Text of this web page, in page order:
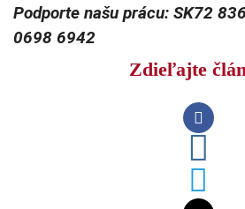
Podporte našu prácu: SK72
0698 6942
Zdieľajte